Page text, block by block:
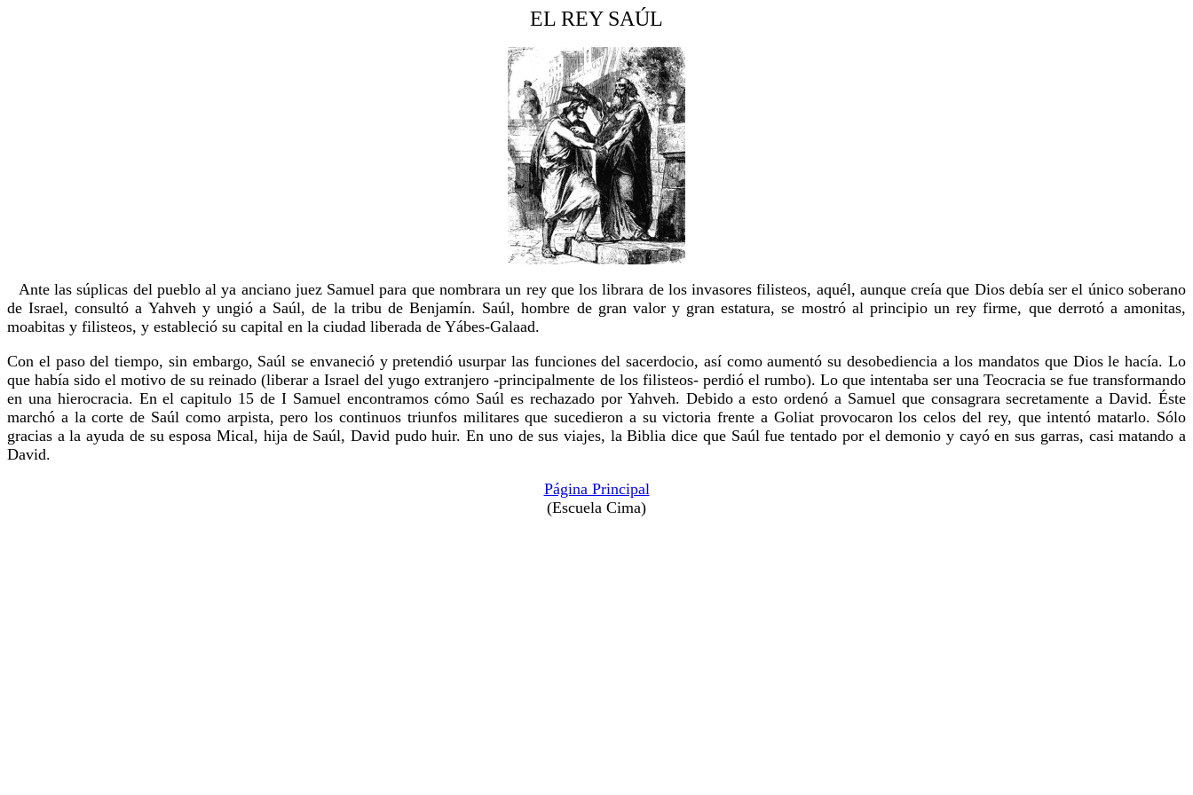
EL REY SAÚL
Ante las súplicas del pueblo al ya anciano juez Samuel para que nombrara un rey que los librara de los invasores filisteos, aquél, aunque creía que Dios debía ser el único soberano
de Israel, consultó a Yahveh y ungió a Saúl, de la tribu de Benjamín. Saúl, hombre de gran valor y gran estatura, se mostró al principio un rey firme, que derrotó a amonitas,
moabitas y filisteos, y estableció su capital en la ciudad liberada de Yábes-Galaad.
Con el paso del tiempo, sin embargo, Saúl se envaneció y pretendió usurpar las funciones del sacerdocio, así como aumentó su desobediencia a los mandatos que Dios le hacía. Lo
que había sido el motivo de su reinado (liberar a Israel del yugo extranjero -principalmente de los filisteos- perdió el rumbo). Lo que intentaba ser una Teocracia se fue transformando
en una hierocracia. En el capitulo 15 de I Samuel encontramos cómo Saúl es rechazado por Yahveh. Debido a esto ordenó a Samuel que consagrara secretamente a David. Éste
marchó a la corte de Saúl como arpista, pero los continuos triunfos militares que sucedieron a su victoria frente a Goliat provocaron los celos del rey, que intentó matarlo. Sólo
gracias a la ayuda de su esposa Mical, hija de Saúl, David pudo huir. En uno de sus viajes, la Biblia dice que Saúl fue tentado por el demonio y cayó en sus garras, casi matando a
David.
Página Principal
(Escuela Cima)